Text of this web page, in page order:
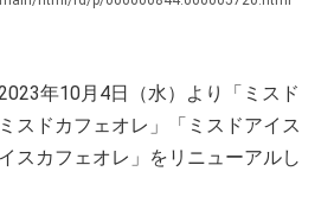
年10月4日（水）より「ミスド
スドカフェオレ」「ミスドアイス
スカフェオレ」をリニューアルし